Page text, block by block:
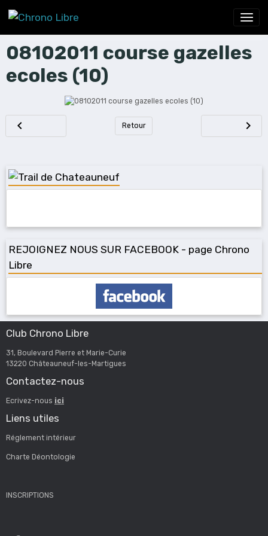
08102011 course gazelles
ecoles (10)
Retour
REJOIGNEZ NOUS SUR FACEBOOK - page Chrono
Libre
Club Chrono Libre
31, Boulevard Pierre et Marie-Curie
13220 Châteauneuf-les-Martigues
Contactez-nous
Ecrivez-nous ici
Liens utiles
Réglement intérieur
Charte Déontologie
INSCRIPTIONS